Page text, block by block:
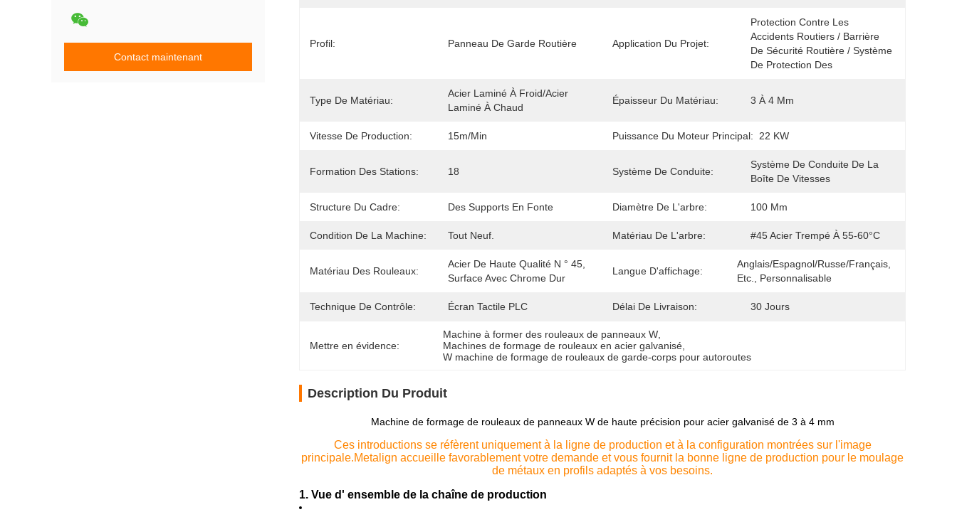
Contact maintenant
Profil: Panneau De Garde Routière Application Du Projet:
Protection Contre Les
Accidents Routiers / Barrière
De Sécurité Routière / Système
De Protection Des
Type De Matériau:
Acier Laminé À Froid/acier
Laminé À Chaud
Épaisseur Du Matériau: 3 À 4 Mm
Vitesse De Production: 15m/min Puissance Du Moteur Principal: 22 KW
Formation Des Stations: 18 Système De Conduite:
Système De Conduite De La
Boîte De Vitesses
Structure Du Cadre: Des Supports En Fonte Diamètre De L'arbre: 100 Mm
Condition De La Machine: Tout Neuf. Matériau De L'arbre: #45 Acier Trempé À 55-60°C
Matériau Des Rouleaux:
Acier De Haute Qualité N ° 45,
Surface Avec Chrome Dur
Langue D'affichage:
Anglais/espagnol/russe/français,
Etc., Personnalisable
Technique De Contrôle: Écran Tactile PLC Délai De Livraison: 30 Jours
Mettre en évidence:
Machine à former des rouleaux de panneaux W
Machines de formage de rouleaux en acier galvanisé
W machine de formage de rouleaux de garde-corps pour autoroutes
Description Du Produit
Machine de formage de rouleaux de panneaux W de haute précision pour acier galvanisé de 3 à 4 mm
Ces introductions se réfèrent uniquement à la ligne de production et à la configuration montrées sur l'image
principale.Metalign accueille favorablement votre demande et vous fournit la bonne ligne de production pour le moulage
de métaux en profils adaptés à vos besoins.
1. Vue d' ensemble de la chaîne de production